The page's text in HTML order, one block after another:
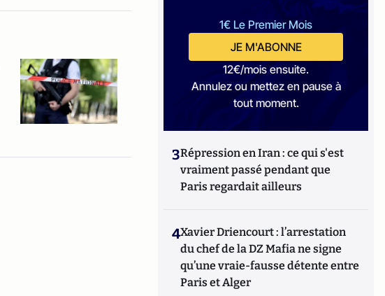
1€ Le Premier Mois
JE M'ABONNE
12€/mois ensuite.
Annulez ou mettez en pause à
tout moment.
3Répression en Iran : ce qui s'est
vraiment passé pendant que
Paris regardait ailleurs
4Xavier Driencourt : l’arrestation
du chef de la DZ Mafia ne signe
qu’une vraie-fausse détente entre
Paris et Alger